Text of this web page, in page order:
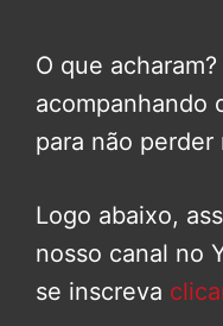
O que
acompanhando
para não
Logo abaixo,
nosso canal no
se inscreva